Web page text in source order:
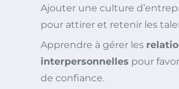
Ajouter une culture
pour attirer et retenir les
Apprendre à gérer les
interpersonnelles pour
de confiance.